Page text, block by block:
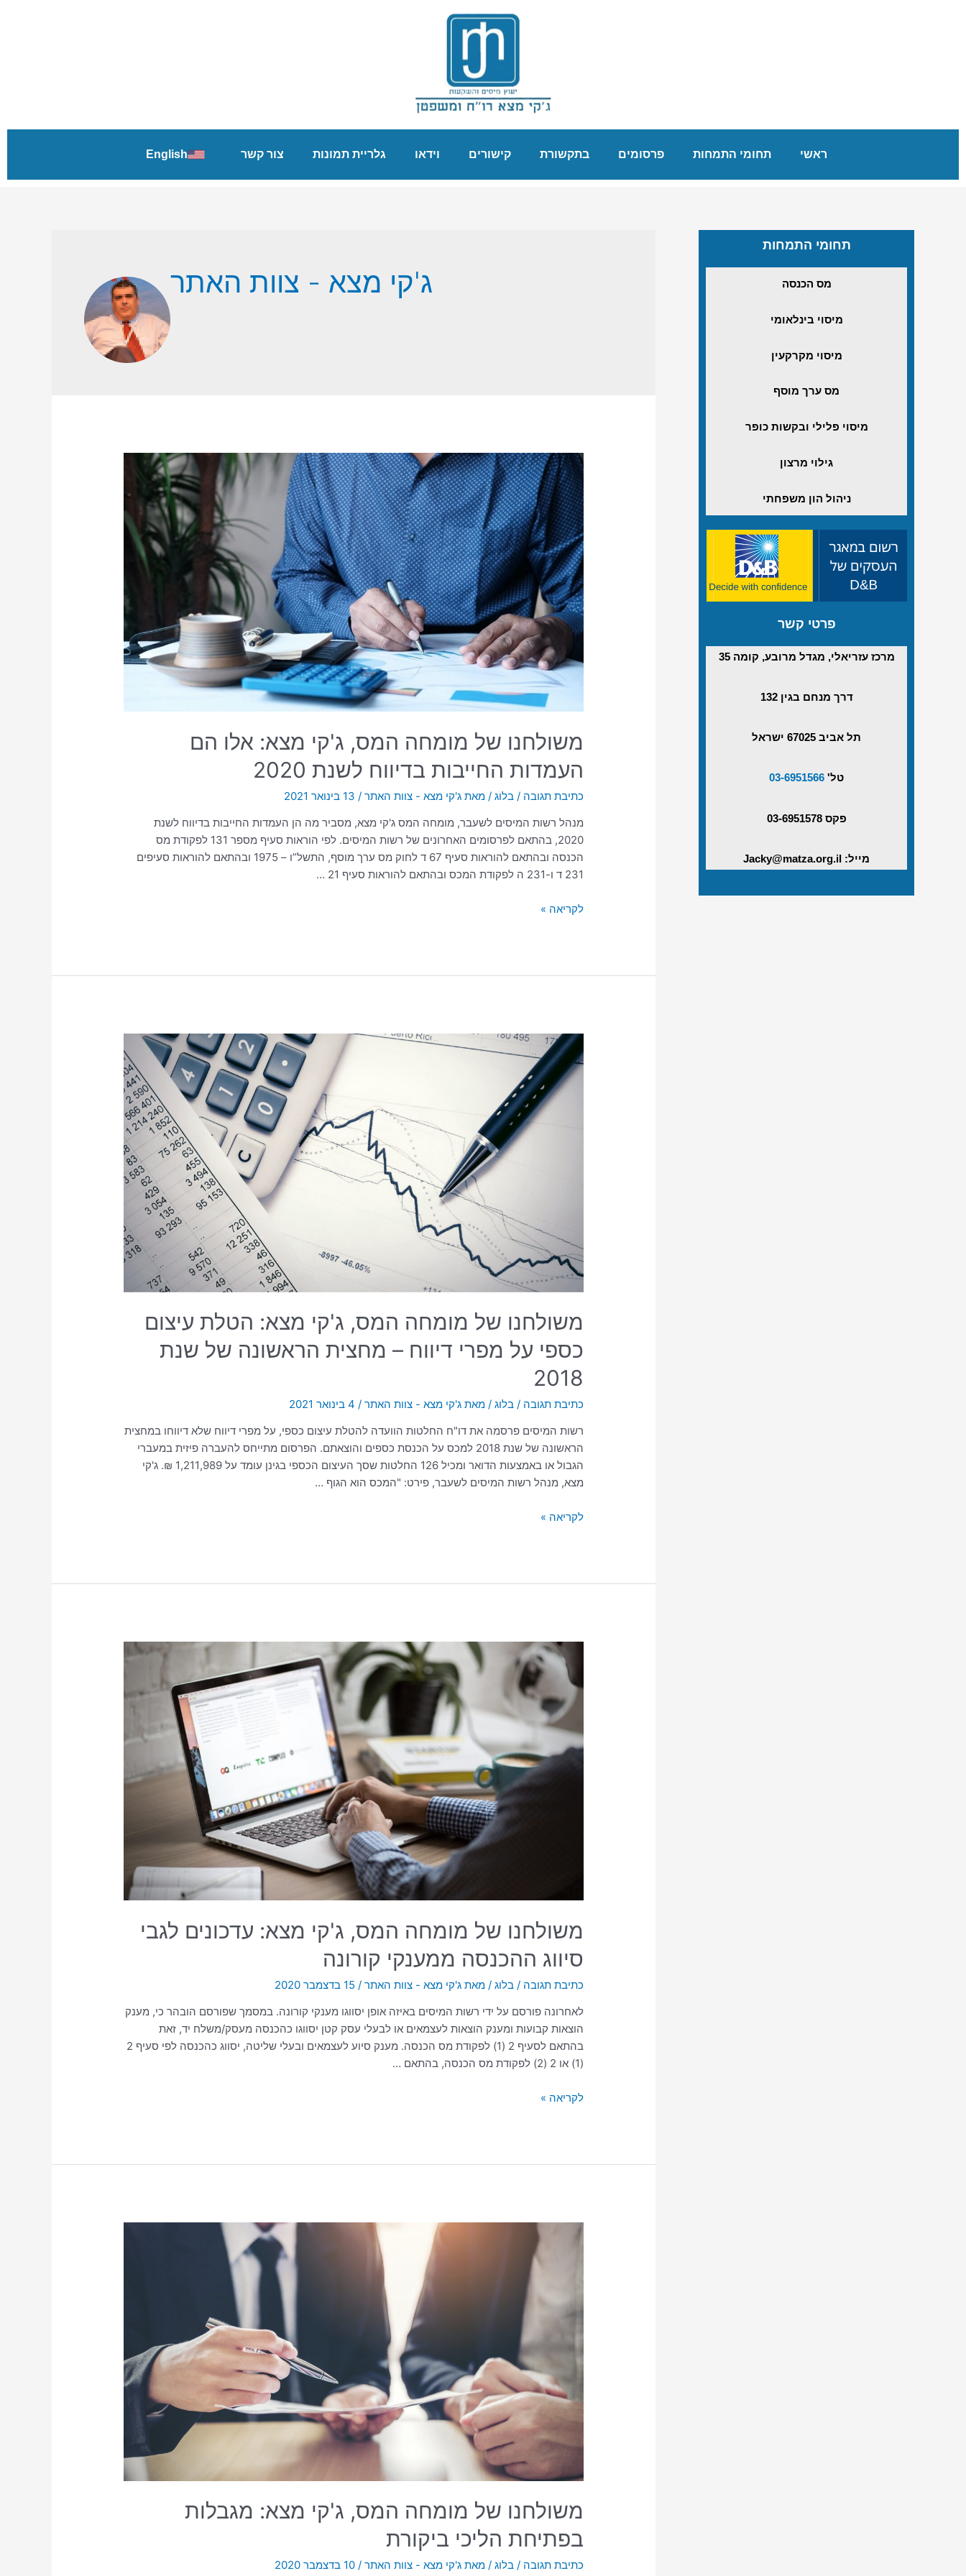
ראשי תחומי התמחות פרסומים בתקשורת קישורים וידאו גלריית תמונות צור קשר English
תחומי התמחות
מס הכנסה
מיסוי בינלאומי
מיסוי מקרקעין
מס ערך מוסף
מיסוי פלילי ובקשות כופר
גילוי מרצון
ניהול הון משפחתי
פרטי קשר
מרכז עזריאלי, מגדל מרובע, קומה 35
דרך מנחם בגין 132
תל אביב 67025 ישראל
טל' 03-6951566
פקס 03-6951578
מייל: Jacky@matza.org.il
ג'קי מצא - צוות האתר
משולחנו של מומחה המס, ג'קי מצא: אלו הם
העמדות החייבות בדיווח לשנת 2020
כתיבת תגובה /בלוג / מאתג'קי מצא - צוות האתר / 13 בינואר 2021
מנהל רשות המיסים לשעבר, מומחה המס ג'קי מצא, מסביר מה הן העמדות החייבות בדיווח לשנת
2020, בהתאם לפרסומים האחרונים של רשות המיסים. לפי הוראות סעיף מספר 131 לפקודת מס
הכנסה ובהתאם להוראות סעיף 67 ד לחוק מס ערך מוסף, התשל”ו – 1975 ובהתאם להוראות סעיפים
231 ד ו-231 ה לפקודת המכס ובהתאם להוראות סעיף 21 …
לקריאה »
משולחנו של מומחה המס, ג'קי מצא: הטלת עיצום
כספי על מפרי דיווח – מחצית הראשונה של שנת
2018
כתיבת תגובה /בלוג / מאתג'קי מצא - צוות האתר / 4 בינואר 2021
רשות המיסים פרסמה את דו"ח החלטות הוועדה להטלת עיצום כספי, על מפרי דיווח שלא דיווחו במחצית
הראשונה של שנת 2018 למכס על הכנסת כספים והוצאתם. הפרסום מתייחס להעברה פיזית במעברי
הגבול או באמצעות הדואר ומכיל 126 החלטות שסך העיצום הכספי בגינן עומד על 1,211,989 ₪. ג'קי
מצא, מנהל רשות המיסים לשעבר, פירט: "המכס הוא הגוף …
לקריאה »
משולחנו של מומחה המס, ג'קי מצא: עדכונים לגבי
סיווג ההכנסה ממענקי קורונה
כתיבת תגובה /בלוג / מאתג'קי מצא - צוות האתר / 15 בדצמבר 2020
לאחרונה פורסם על ידי רשות המיסים באיזה אופן יסווגו מענקי קורונה. במסמך שפורסם הובהר כי, מענק
הוצאות קבועות ומענק הוצאות לעצמאים או לבעלי עסק קטן יסווגו כהכנסה מעסק/משלח יד, זאת
בהתאם לסעיף 2 (1) לפקודת מס הכנסה. מענק סיוע לעצמאים ובעלי שליטה, יסווג כהכנסה לפי סעיף 2
(1) או 2 (2) לפקודת מס הכנסה, בהתאם …
לקריאה »
משולחנו של מומחה המס, ג'קי מצא: מגבלות
בפתיחת הליכי ביקורת
כתיבת תגובה /בלוג / מאתג'קי מצא - צוות האתר /10 בדצמבר 2020